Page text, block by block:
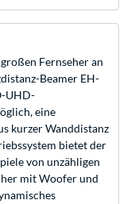
Fernseher an
Beamer EH-
UHD-
eine
kurzer Wanddistanz
bietet der
von unzähligen
mit Woofer und